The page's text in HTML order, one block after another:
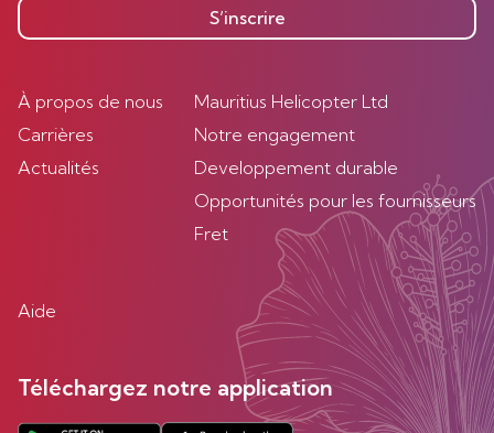
S’inscrire
À propos de nous
Carrières
Actualités
Mauritius Helicopter Ltd
Notre engagement
Developpement durable
Opportunités pour les fournisseurs
Fret
Aide
Téléchargez notre application